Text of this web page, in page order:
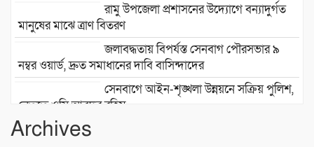
রামু উপজেলা প্রশাসনের উদ্যোগে বন্যাদুর্গত
মানুষের মাঝে ত্রাণ বিতরণ
জলাবদ্ধতায় বিপর্যস্ত সেনবাগ পৌরসভার ৯
নম্বর ওয়ার্ড, দ্রুত সমাধানের দাবি বাসিন্দাদের
সেনবাগে আইন-শৃঙ্খলা উন্নয়নে সক্রিয় পুলিশ,
নেতৃত্বে ওসি আবদুর রহিম
Archives